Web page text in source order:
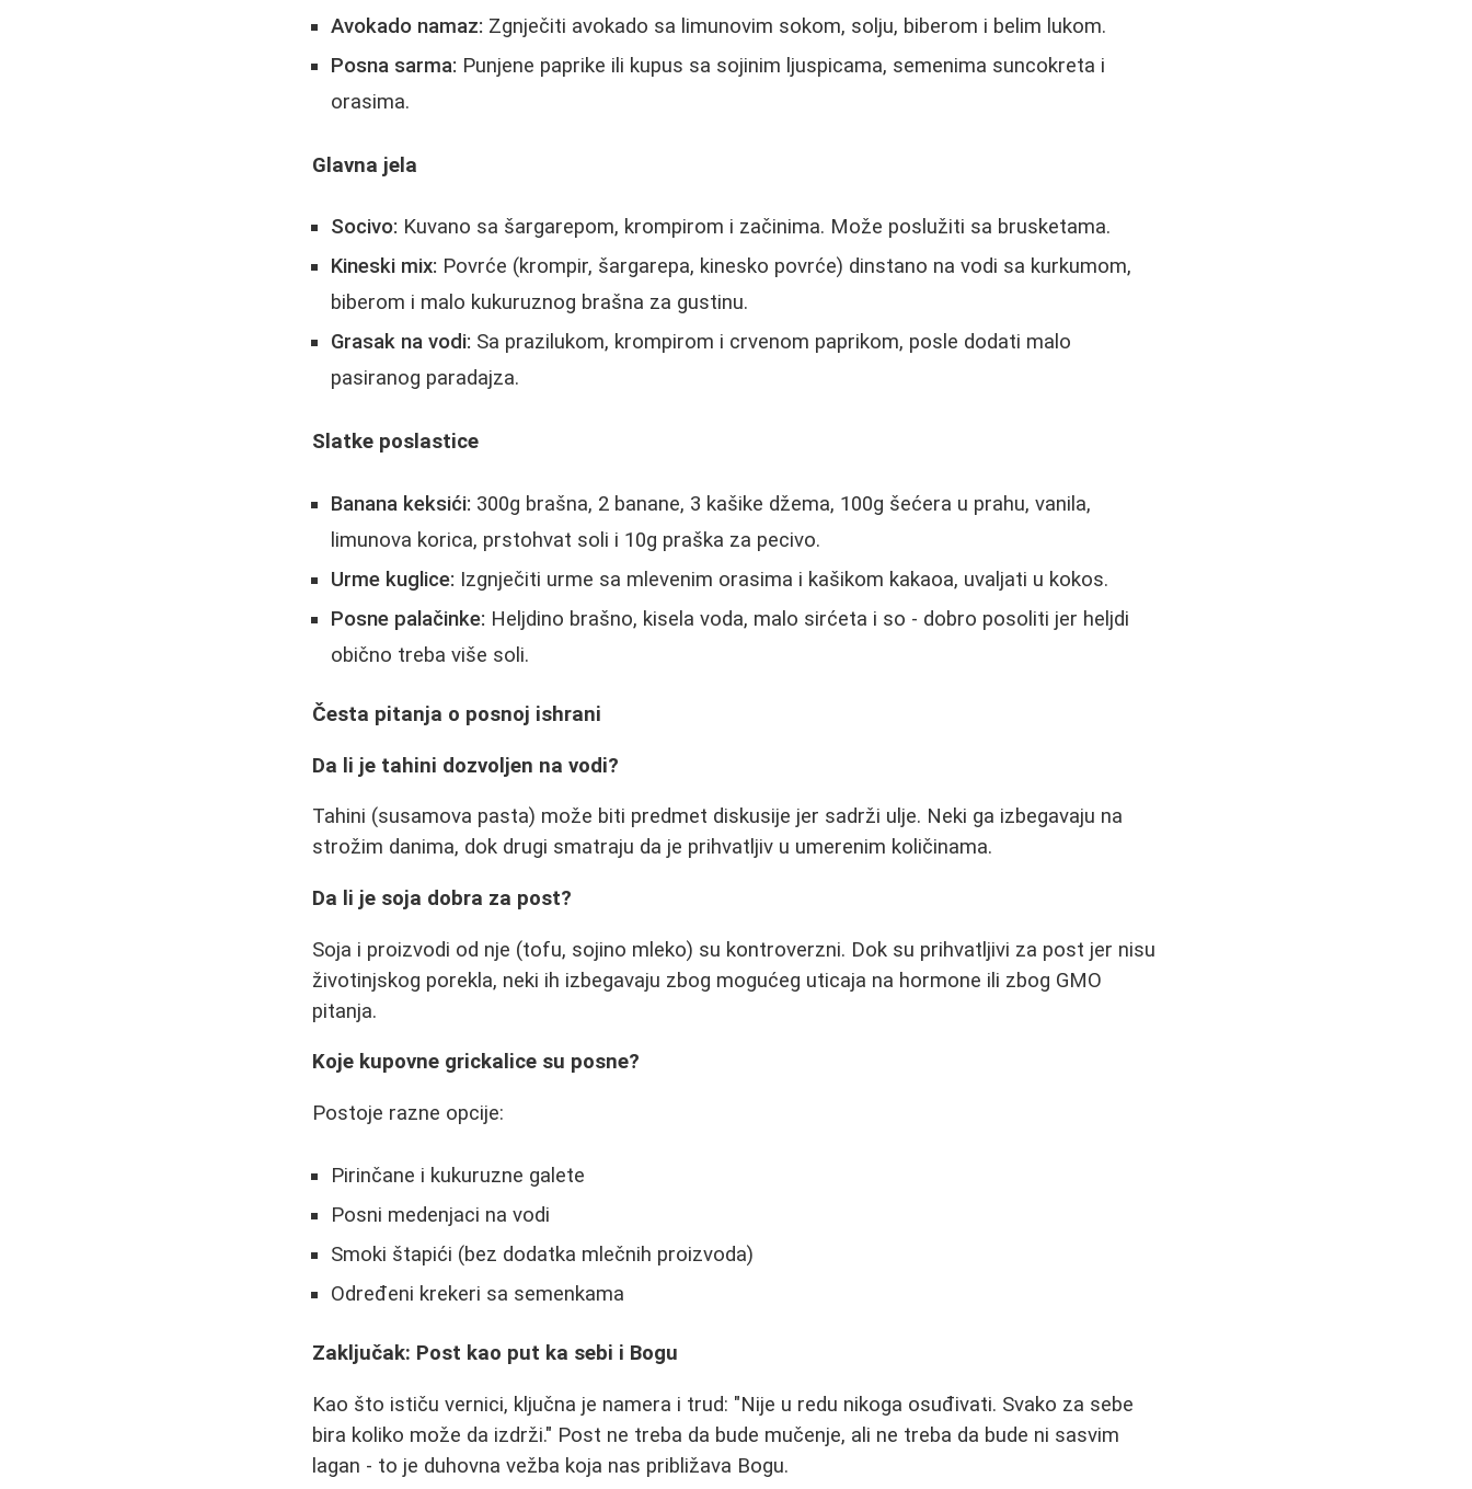
Avokado namaz: Zgnječiti avokado sa limunovim sokom, solju, biberom i belim lukom.
Posna sarma: Punjene paprike ili kupus sa sojinim ljuspicama, semenima suncokreta i
orasima.
Glavna jela
Socivo: Kuvano sa šargarepom, krompirom i začinima. Može poslužiti sa brusketama.
Kineski mix: Povrće (krompir, šargarepa, kinesko povrće) dinstano na vodi sa kurkumom,
biberom i malo kukuruznog brašna za gustinu.
Grasak na vodi: Sa prazilukom, krompirom i crvenom paprikom, posle dodati malo
pasiranog paradajza.
Slatke poslastice
Banana keksići: 300g brašna, 2 banane, 3 kašike džema, 100g šećera u prahu, vanila,
limunova korica, prstohvat soli i 10g praška za pecivo.
Urme kuglice: Izgnječiti urme sa mlevenim orasima i kašikom kakaoa, uvaljati u kokos.
Posne palačinke: Heljdino brašno, kisela voda, malo sirćeta i so - dobro posoliti jer heljdi
obično treba više soli.
Česta pitanja o posnoj ishrani
Da li je tahini dozvoljen na vodi?
Tahini (susamova pasta) može biti predmet diskusije jer sadrži ulje. Neki ga izbegavaju na
strožim danima, dok drugi smatraju da je prihvatljiv u umerenim količinama.
Da li je soja dobra za post?
Soja i proizvodi od nje (tofu, sojino mleko) su kontroverzni. Dok su prihvatljivi za post jer nisu
životinjskog porekla, neki ih izbegavaju zbog mogućeg uticaja na hormone ili zbog GMO
pitanja.
Koje kupovne grickalice su posne?
Postoje razne opcije:
Pirinčane i kukuruzne galete
Posni medenjaci na vodi
Smoki štapići (bez dodatka mlečnih proizvoda)
Određeni krekeri sa semenkama
Zaključak: Post kao put ka sebi i Bogu
Kao što ističu vernici, ključna je namera i trud: "Nije u redu nikoga osuđivati. Svako za sebe
bira koliko može da izdrži." Post ne treba da bude mučenje, ali ne treba da bude ni sasvim
lagan - to je duhovna vežba koja nas približava Bogu.